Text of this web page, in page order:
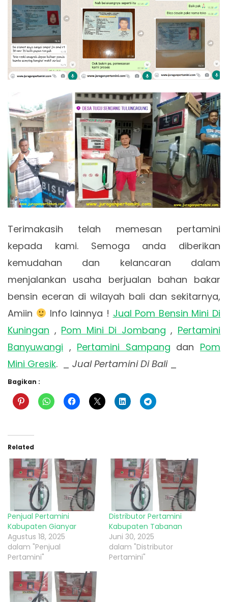
Terimakasih telah memesan pertamini
kepada kami. Semoga anda diberikan
kemudahan dan kelancaran dalam
menjalankan usaha berjualan bahan bakar
bensin eceran di wilayah bali dan sekitarnya,
Amiin
Info lainnya ! Jual Pom Bensin Mini Di
Kuningan , Pom Mini Di Jombang , Pertamini
Banyuwangi , Pertamini Sampang dan Pom
Mini Gresik. _ Jual Pertamini Di Bali_
Bagikan :
Related
Penjual Pertamini
Kabupaten Gianyar
Agustus 18, 2025
dalam "Penjual
Pertamini"
Distributor Pertamini
Kabupaten Tabanan
Juni 30, 2025
dalam "Distributor
Pertamini"